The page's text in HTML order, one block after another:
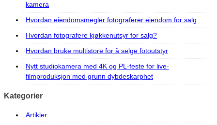
kamera
Hvordan eiendomsmegler fotograferer eiendom for salg
Hvordan fotografere kjøkkenutsyr for salg?
Hvordan bruke multistore for å selge fotoutstyr
Nytt studiokamera med 4K og PL-feste for live-
filmproduksjon med grunn dybdeskarphet
Kategorier
Artikler